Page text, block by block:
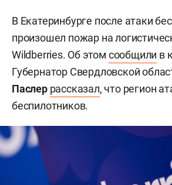
В Екатеринбурге после атаки
произошел пожар на
Wildberries. Об этом сообщили в
Губернатор Свердловской
Паслер рассказал, что регион
беспилотников.